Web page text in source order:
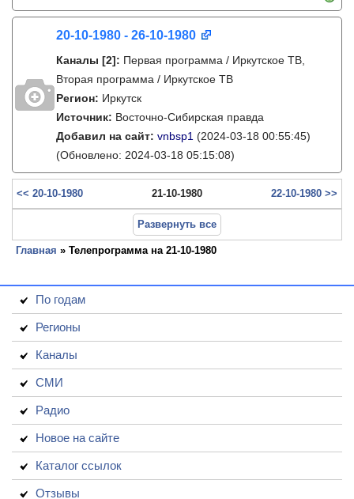
20-10-1980 - 26-10-1980
Каналы [2]: Первая программа / Иркутское ТВ,
Вторая программа / Иркутское ТВ
Регион: Иркутск
Источник: Восточно-Сибирская правда
Добавил на сайт: vnbsp1 (2024-03-18 00:55:45)
(Обновлено: 2024-03-18 05:15:08)
<< 20-10-1980 21-10-1980 22-10-1980 >>
Развернуть все
Главная » Телепрограмма на 21-10-1980
По годам
Регионы
Каналы
СМИ
Радио
Новое на сайте
Каталог ссылок
Отзывы